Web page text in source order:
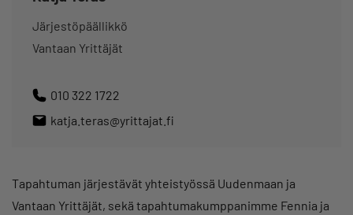
Järjestöpäällikkö
Vantaan Yrittäjät
010 322 1722
katja.teras@yrittajat.fi
Tapahtuman järjestävät yhteistyössä Uudenmaan ja
Vantaan Yrittäjät, sekä tapahtumakumppanimme Fennia ja